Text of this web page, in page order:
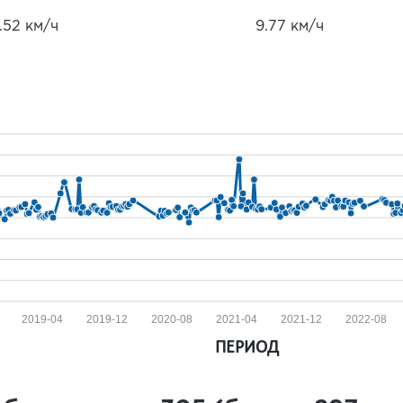
км/ч 9.77 км/ч
2022-08
2021-12
2021-04
2020-08
2019-12
2019-04
ПЕРИОД